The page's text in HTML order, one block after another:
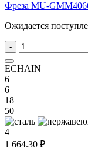
Фреза MU-
Ожидается
-
ECHAIN
6
6
18
50
4
1 664.30 ₽